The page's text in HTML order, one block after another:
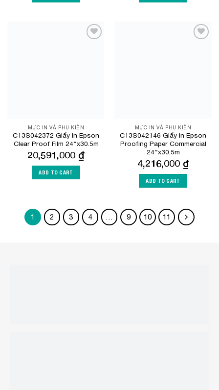
MỰC IN VÀ PHỤ KIỆN
C13S042372 Giấy in Epson
Clear Proof Film 24″x30.5m
20,591,000 ₫
ADD TO CART
MỰC IN VÀ PHỤ KIỆN
C13S042146 Giấy in Epson
Proofing Paper Commercial
24″x30.5m
4,216,000 ₫
ADD TO CART
1 2 3 4 … 9 10 11